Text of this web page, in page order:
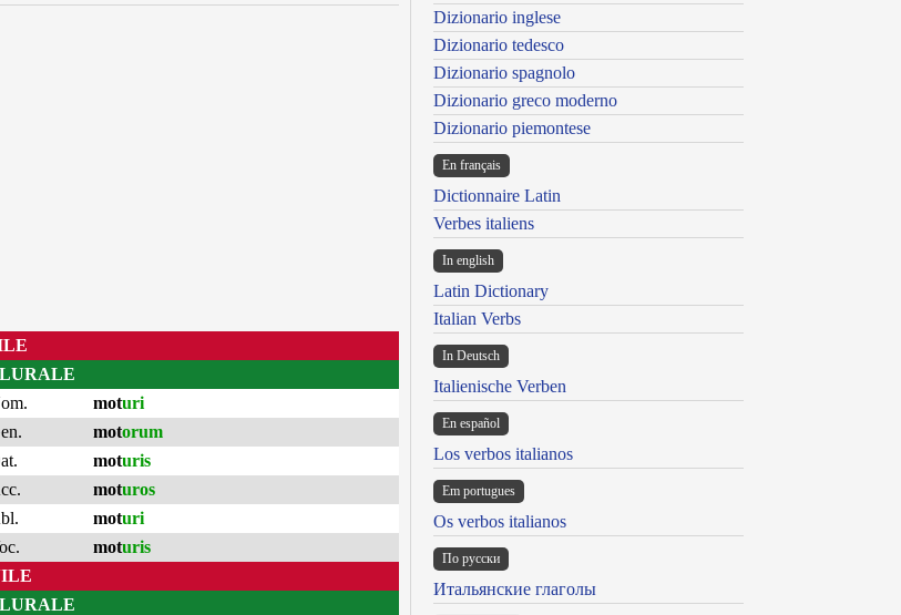
moturi
motorum
moturis
moturos
moturi
moturis
Dizionario inglese
Dizionario tedesco
Dizionario spagnolo
Dizionario greco moderno
Dizionario piemontese
En français
Dictionnaire Latin
Verbes italiens
In english
Latin Dictionary
Italian Verbs
In Deutsch
Italienische Verben
En español
Los verbos italianos
Em portugues
Os verbos italianos
По русски
Итальянские глаголы